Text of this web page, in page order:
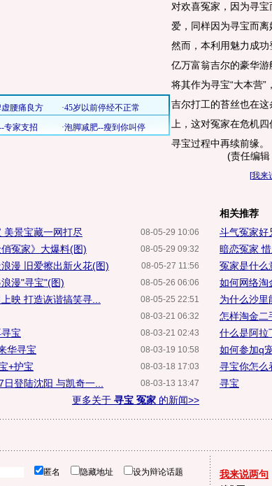
对欢喜冤家，因为寻宝
爱，同样因为寻宝而离
然而，本利用魅力成功
亿万富翁吉尔的豪华游
将其作为寻宝“大本营”
吉尔打工的苔丝也在这
上，这对冤家在危机四
寻宝过程中再续前缘。
(责任编辑
[我来
08-05-29 10:06
美景宝藏一网打尽
08-05-29 09:32
俏冤家》大爆料(图)
08-05-27 11:56
浪漫 旧爱擦出新火花(图)
08-05-26 06:06
浪漫"寻宝"(图)
08-05-25 22:51
映 打造诙谐搞笑寻...
08-03-21 06:32
08-03-21 02:43
宝
08-03-19 10:58
华寻宝
08-03-18 17:03
+护宝
08-03-13 13:47
日登陆沈阳 与凯奇一...
更多关于 寻宝 冤家 的新闻>>
相关推荐
斗气冤家好
暗恋冤家 惜
冤家是什么
如何网络淘
为什么沙里
怎样淘金二
什么是阿拉
如何参加q
寻宝你怎么
寻宝
匿名 隐藏地址 设为辩论话题 我来说两句